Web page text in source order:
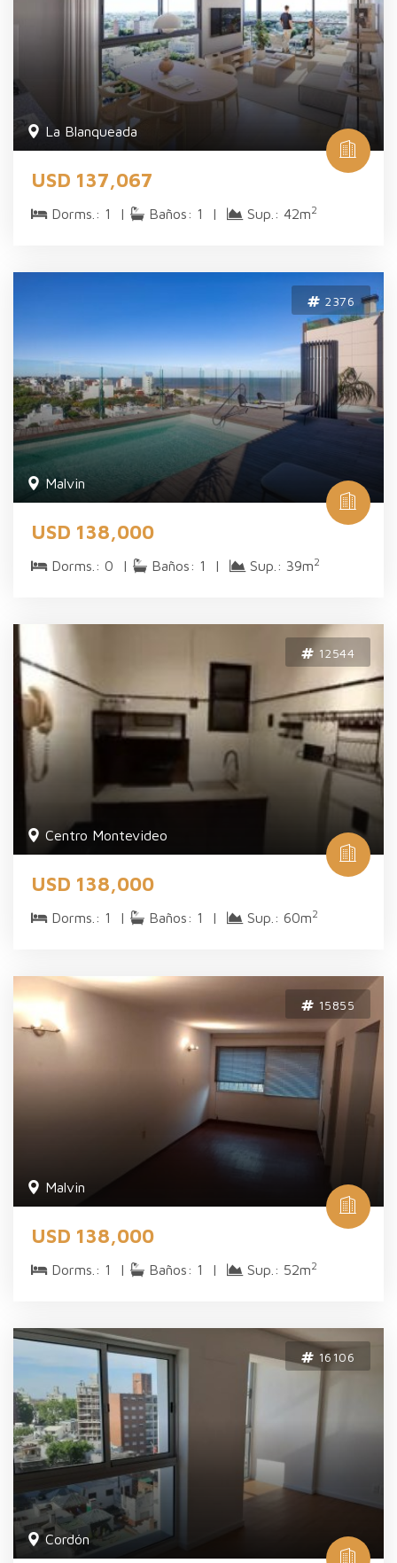
La Blanqueada
USD 137,067
Dorms.: 1 | Baños: 1 | Sup.: 42m2
2376
Malvi­n
USD 138,000
Dorms.: 0 | Baños: 1 | Sup.: 39m2
12544
Centro Montevideo
USD 138,000
Dorms.: 1 | Baños: 1 | Sup.: 60m2
15855
Malvi­n
USD 138,000
Dorms.: 1 | Baños: 1 | Sup.: 52m2
16106
Cordón